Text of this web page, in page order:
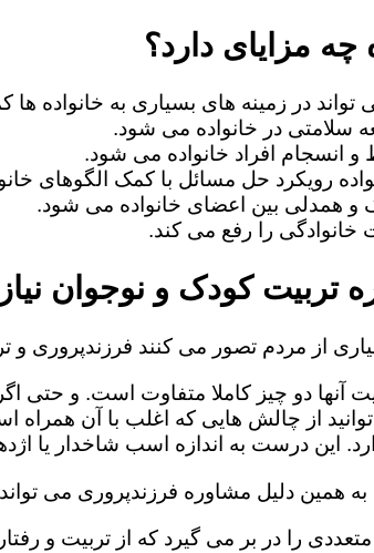
چه مزایای دارد؟
تواند در زمینه های بسیاری به خانواده
سلامتی در خانواده می شود.
و انسجام افراد خانواده می شود.
رویکرد حل مسائل با کمک الگوهای
همدلی بین اعضای خانواده می شود.
خانوادگی را رفع می کند.
تربیت کودک و نوجوان
از مردم تصور می کنند فرزندپروری و
آنها دو چیز کاملا متفاوت است. و حتی
از چالش هایی که اغلب با آن همراه
این درست به اندازه اسب شاخدار یا
همین دلیل مشاوره فرزندپروری می
را در بر می گیرد که از تربیت و